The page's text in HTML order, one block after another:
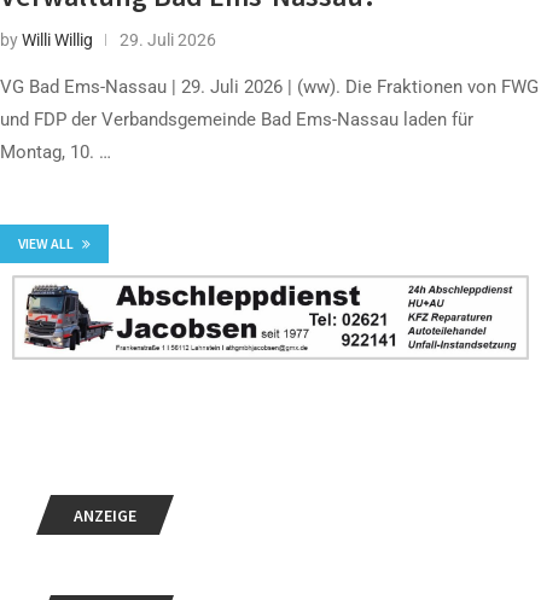
byWilli Willig 29. Juli 2026
VG Bad Ems-Nassau | 29. Juli 2026 | (ww). Die Fraktionen von FWG
und FDP der Verbandsgemeinde Bad Ems-Nassau laden für
Montag, 10. …
VIEW ALL
ANZEIGE